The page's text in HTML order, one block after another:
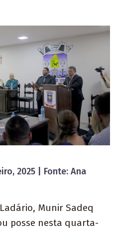
2025 | Fonte: Ana
Munir Sadeq
posse nesta quarta-